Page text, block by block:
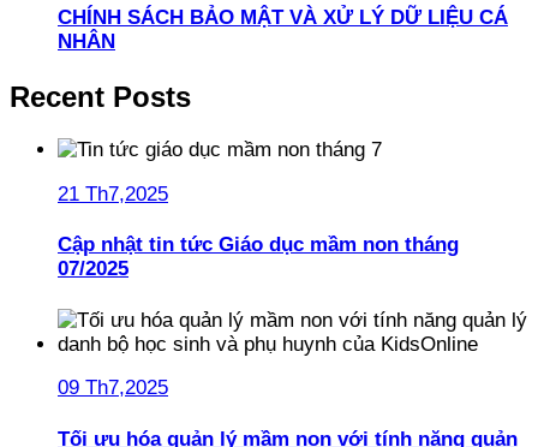
CHÍNH SÁCH BẢO MẬT VÀ XỬ LÝ DỮ LIỆU CÁ
NHÂN
Recent Posts
21 Th7,2025
Cập nhật tin tức Giáo dục mầm non tháng
07/2025
09 Th7,2025
Tối ưu hóa quản lý mầm non với tính năng quản